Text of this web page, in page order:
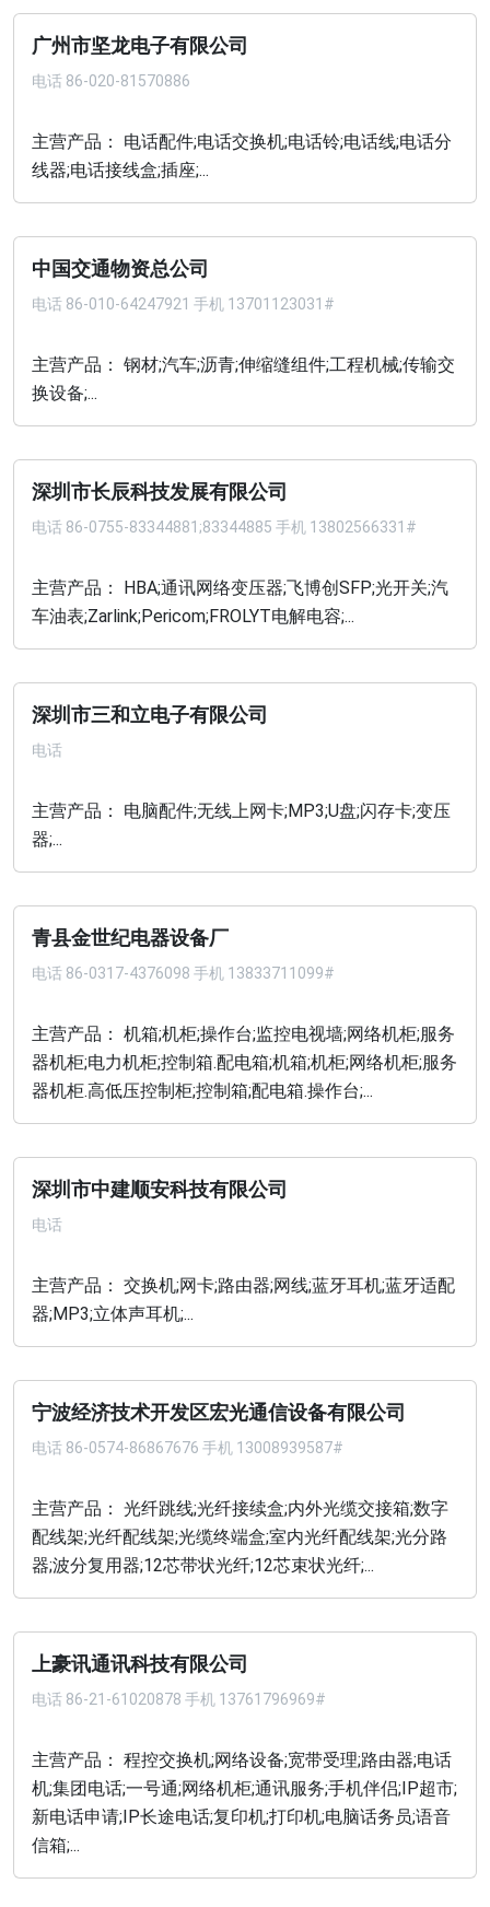
广州市坚龙电子有限公司
电话 86-020-81570886
主营产品： 电话配件;电话交换机;电话铃;电话线;电话分
线器;电话接线盒;插座;...
中国交通物资总公司
电话 86-010-64247921 手机 13701123031#
主营产品： 钢材;汽车;沥青;伸缩缝组件;工程机械;传输交
换设备;...
深圳市长辰科技发展有限公司
电话 86-0755-83344881;83344885 手机 13802566331#
主营产品： HBA;通讯网络变压器;飞博创SFP;光开关;汽
车油表;Zarlink;Pericom;FROLYT电解电容;...
深圳市三和立电子有限公司
电话
主营产品： 电脑配件;无线上网卡;MP3;U盘;闪存卡;变压
器;...
青县金世纪电器设备厂
电话 86-0317-4376098 手机 13833711099#
主营产品： 机箱;机柜;操作台;监控电视墙;网络机柜;服务
器机柜;电力机柜;控制箱.配电箱;机箱;机柜;网络机柜;服务
器机柜.高低压控制柜;控制箱;配电箱.操作台;...
深圳市中建顺安科技有限公司
电话
主营产品： 交换机;网卡;路由器;网线;蓝牙耳机;蓝牙适配
器;MP3;立体声耳机;...
宁波经济技术开发区宏光通信设备有限公司
电话 86-0574-86867676 手机 13008939587#
主营产品： 光纤跳线;光纤接续盒;内外光缆交接箱;数字
配线架;光纤配线架;光缆终端盒;室内光纤配线架;光分路
器;波分复用器;12芯带状光纤;12芯束状光纤;...
上豪讯通讯科技有限公司
电话 86-21-61020878 手机 13761796969#
主营产品： 程控交换机;网络设备;宽带受理;路由器;电话
机;集团电话;一号通;网络机柜;通讯服务;手机伴侣;IP超市;
新电话申请;IP长途电话;复印机;打印机;电脑话务员;语音
信箱;...